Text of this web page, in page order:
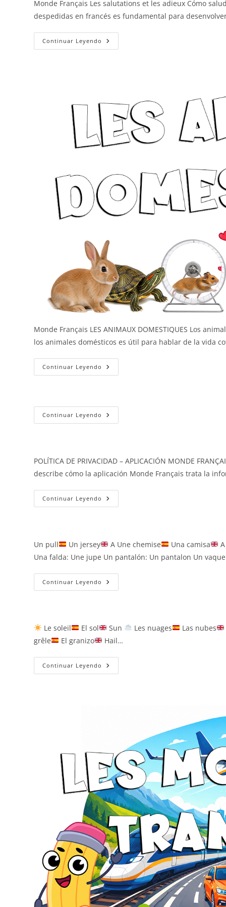
Monde Français Les salutations et les adieux Cómo
despedidas en francés es fundamental para
Continuar Leyendo Saludos
Y
Monde Français LES ANIMAUX DOMESTIQUES Los
los animales domésticos es útil para hablar de la vida
Continuar Leyendo Los
Animales
Continuar Leyendo Los
Animales
POLÍTICA DE PRIVACIDAD – APLICACIÓN MONDE
describe cómo la aplicación Monde Français trata la
Continuar Leyendo Política
De
Un pull Un jersey A Une chemise Una camisa
Una falda: Une jupe Un pantalón: Un pantalon Un
Continuar Leyendo La
Ropa
Le soleil El sol Sun Les nuages Las nubes
grêle
El granizo Hail…
Continuar Leyendo El
Clima